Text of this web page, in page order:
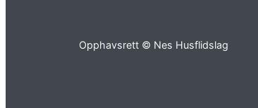
Opphavsrett © Nes Husflidslag